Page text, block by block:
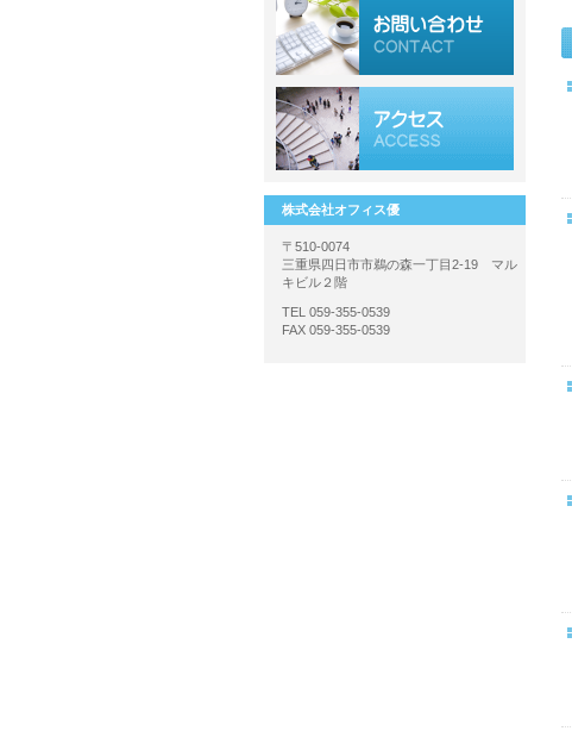
株式会社オフィス優
〒510-0074
三重県四日市市鵜の森一丁目2-19 マル
キビル２階
TEL 059-355-0539
FAX 059-355-0539